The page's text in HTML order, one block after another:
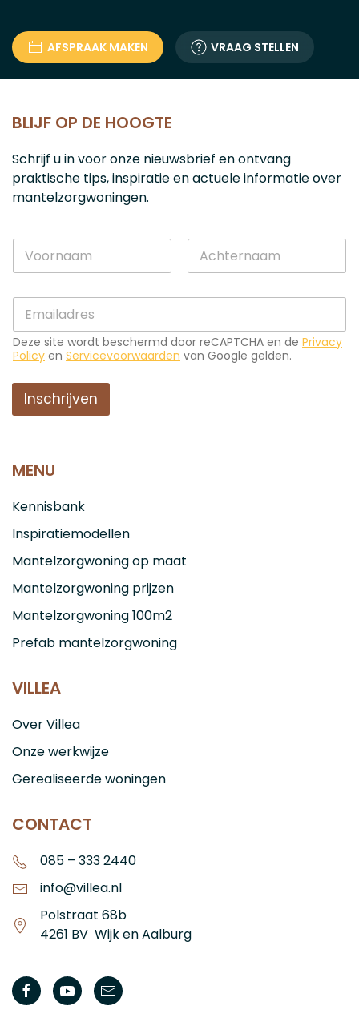
AFSPRAAK MAKEN VRAAG STELLEN
BLIJF OP DE HOOGTE
Schrijf u in voor onze nieuwsbrief en ontvang
praktische tips, inspiratie en actuele informatie over
mantelzorgwoningen.
N
a
N
m
E
m
i
-
m
i
E
m
a
i
l
Deze site wordt beschermd door reCAPTCHA en de Privacy
Policy en Servicevoorwaarden van Google gelden.
Inschrijven
MENU
Kennisbank
Inspiratiemodellen
Mantelzorgwoning op maat
Mantelzorgwoning prijzen
Mantelzorgwoning 100m2
Prefab mantelzorgwoning
VILLEA
Over Villea
Onze werkwijze
Gerealiseerde woningen
CONTACT
085 – 333 2440
info@villea.nl
Polstraat 68b
4261 BV Wijk en Aalburg